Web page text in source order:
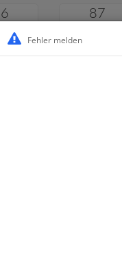
87
Fehler melden